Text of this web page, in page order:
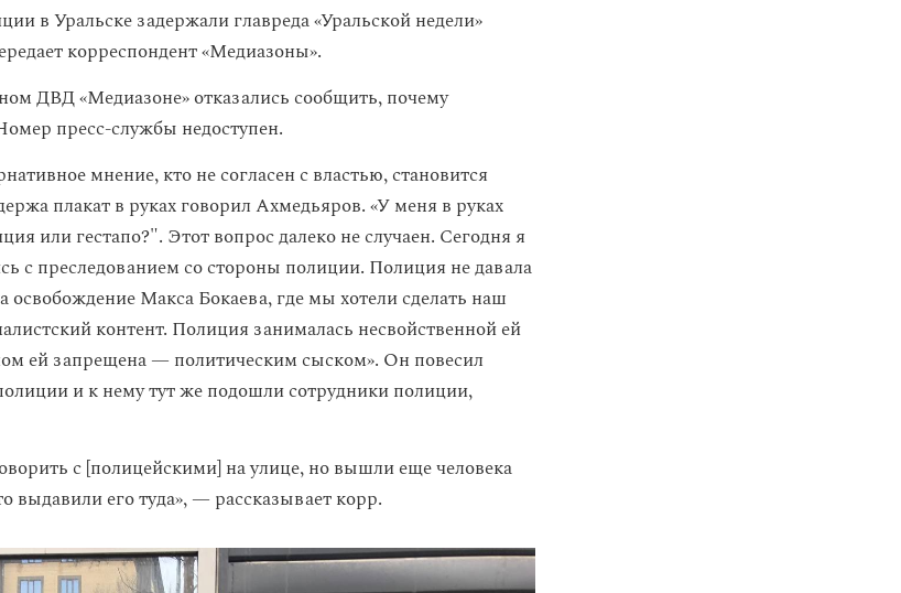
в Уральске задержали главреда «Уральской недели»
корреспондент «Медиазоны».
ДВД «Медиазоне» отказались сообщить, почему
пресс-службы недоступен.
мнение, кто не согласен с властью, становится
плакат в руках говорил Ахмедьяров. «У меня в руках
или гестапо?". Этот вопрос далеко не случаен. Сегодня я
с преследованием со стороны полиции. Полиция не давала
освобождение Макса Бокаева, где мы хотели сделать наш
контент. Полиция занималась несвойственной ей
ей запрещена — политическим сыском». Он повесил
и к нему тут же подошли сотрудники полиции,
с [полицейскими] на улице, но вышли еще человека
выдавили его туда», — рассказывает корр.